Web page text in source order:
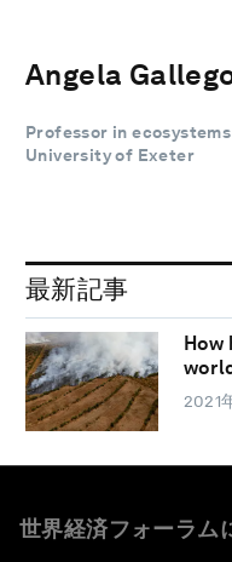
Angela
Professor in
University of Exeter
最新記事
2021
世界経済フォーラム